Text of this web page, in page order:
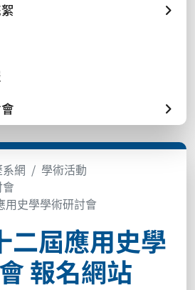
網
學術活動
用史學學術研討會
二屆應用史學
報名網站